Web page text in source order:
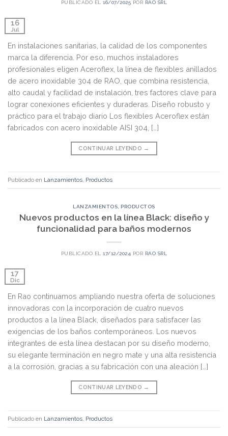
PUBLICADO EL16/07/2025 POR RAO SRL
16
Jul
En instalaciones sanitarias, la calidad de los componentes
marca la diferencia. Por eso, muchos instaladores
profesionales eligen Aceroflex, la línea de flexibles anillados
de acero inoxidable 304 de RAO, que combina resistencia,
alto caudal y facilidad de instalación, tres factores clave para
lograr conexiones eficientes y duraderas. Diseño robusto y
práctico para el trabajo diario Los flexibles Aceroflex están
fabricados con acero inoxidable AISI 304, […]
CONTINUAR LEYENDO →
Publicado en Lanzamientos, Productos
LANZAMIENTOS ,PRODUCTOS
Nuevos productos en la línea Black: diseño y
funcionalidad para baños modernos
PUBLICADO EL17/12/2024 POR RAO SRL
17
Dic
En Rao continuamos ampliando nuestra oferta de soluciones
innovadoras con la incorporación de cuatro nuevos
productos a la línea Black, diseñados para satisfacer las
exigencias de los baños contemporáneos. Los nuevos
integrantes de esta línea destacan por su diseño moderno,
su elegante terminación en negro mate y una alta resistencia
a la corrosión, gracias a su fabricación con una aleación […]
CONTINUAR LEYENDO →
Publicado en Lanzamientos, Productos